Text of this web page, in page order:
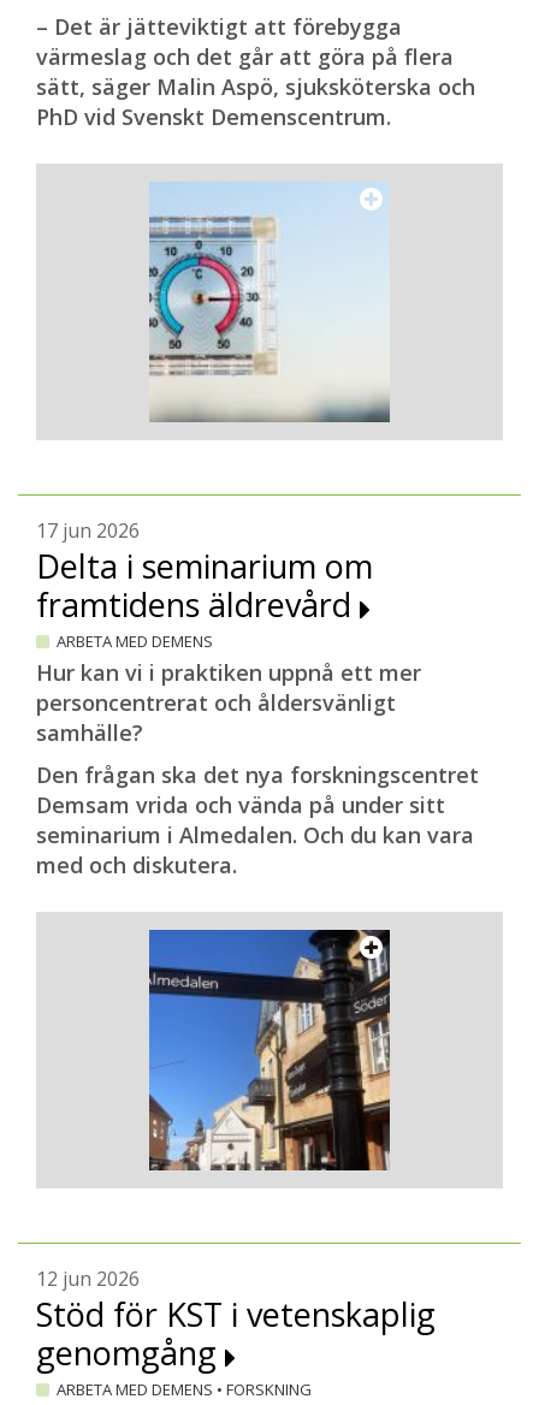
– Det är jätteviktigt att förebygga
värmeslag och det går att göra på flera
sätt, säger Malin Aspö, sjuksköterska och
PhD vid Svenskt Demenscentrum.
17 jun 2026
Delta i seminarium om
framtidens äldrevård
ARBETA MED DEMENS
Hur kan vi i praktiken uppnå ett mer
personcentrerat och åldersvänligt
samhälle?
Den frågan ska det nya forskningscentret
Demsam vrida och vända på under sitt
seminarium i Almedalen. Och du kan vara
med och diskutera.
12 jun 2026
Stöd för KST i vetenskaplig
genomgång
ARBETA MED DEMENS • FORSKNING